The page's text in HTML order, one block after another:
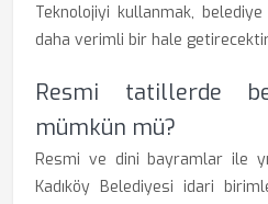
Teknolojiyi kullanmak,
daha verimli bir hale
Resmi tatillerde
mümkün mü?
Resmi ve dini bayramlar ile
Kadıköy Belediyesi idari